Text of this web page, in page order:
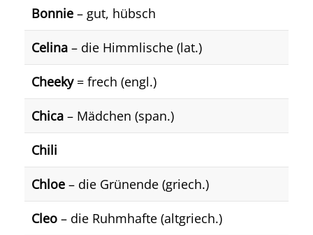
Bonnie – gut, hübsch
Celina – die Himmlische (lat.)
Cheeky = frech (engl.)
Chica – Mädchen (span.)
Chili
Chloe – die Grünende (griech.)
Cleo – die Ruhmhafte (altgriech.)